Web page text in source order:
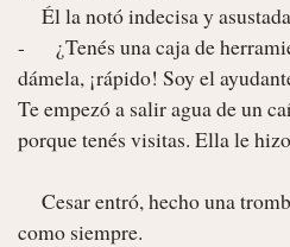
-	¿Tenés una caja de herramientas? Antes de abrir
dámela, ¡rápido! Soy el
Te empezó a salir agua de un
porque tenés visitas. Ella le
como siempre.